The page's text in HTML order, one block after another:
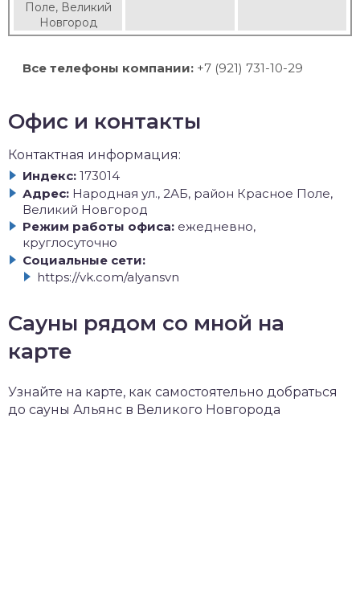
Поле, Великий
Новгород
Все телефоны компании: +7 (921) 731-10-29
Офис и контакты
Контактная информация:
Индекс: 173014
Адрес: Народная ул., 2АБ, район Красное Поле,
Великий Новгород
Режим работы офиса: ежедневно,
круглосуточно
Социальные сети:
https://vk.com/alyansvn
Сауны рядом со мной на
карте
Узнайте на карте, как самостоятельно добраться
до сауны Альянс в Великого Новгорода